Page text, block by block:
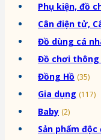
Phụ kiện, đồ
Cân điện tử,
Đồ dùng cá
Đồ chơi thông
Đồng Hồ (35)
Gia dụng (117)
Baby (2)
Sản phẩm